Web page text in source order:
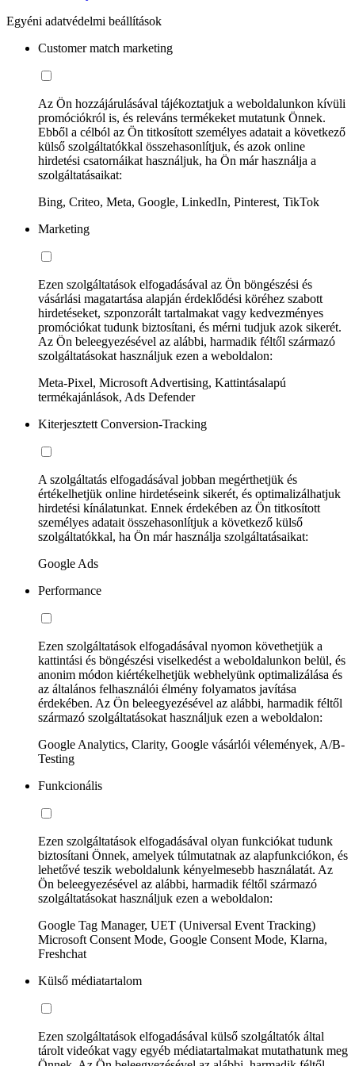
Egyéni adatvédelmi beállítások
Customer match marketing
Az Ön hozzájárulásával tájékoztatjuk a weboldalunkon kívüli
promóciókról is, és releváns termékeket mutatunk Önnek.
Ebből a célból az Ön titkosított személyes adatait a következő
külső szolgáltatókkal összehasonlítjuk, és azok online
hirdetési csatornáikat használjuk, ha Ön már használja a
szolgáltatásaikat:
Bing, Criteo, Meta, Google, LinkedIn, Pinterest, TikTok
Marketing
Ezen szolgáltatások elfogadásával az Ön böngészési és
vásárlási magatartása alapján érdeklődési köréhez szabott
hirdetéseket, szponzorált tartalmakat vagy kedvezményes
promóciókat tudunk biztosítani, és mérni tudjuk azok sikerét.
Az Ön beleegyezésével az alábbi, harmadik féltől származó
szolgáltatásokat használjuk ezen a weboldalon:
Meta-Pixel, Microsoft Advertising, Kattintásalapú
termékajánlások, Ads Defender
Kiterjesztett Conversion-Tracking
A szolgáltatás elfogadásával jobban megérthetjük és
értékelhetjük online hirdetéseink sikerét, és optimalizálhatjuk
hirdetési kínálatunkat. Ennek érdekében az Ön titkosított
személyes adatait összehasonlítjuk a következő külső
szolgáltatókkal, ha Ön már használja szolgáltatásaikat:
Google Ads
Performance
Ezen szolgáltatások elfogadásával nyomon követhetjük a
kattintási és böngészési viselkedést a weboldalunkon belül, és
anonim módon kiértékelhetjük webhelyünk optimalizálása és
az általános felhasználói élmény folyamatos javítása
érdekében. Az Ön beleegyezésével az alábbi, harmadik féltől
származó szolgáltatásokat használjuk ezen a weboldalon:
Google Analytics, Clarity, Google vásárlói vélemények, A/B-
Testing
Funkcionális
Ezen szolgáltatások elfogadásával olyan funkciókat tudunk
biztosítani Önnek, amelyek túlmutatnak az alapfunkciókon, és
lehetővé teszik weboldalunk kényelmesebb használatát. Az
Ön beleegyezésével az alábbi, harmadik féltől származó
szolgáltatásokat használjuk ezen a weboldalon:
Google Tag Manager, UET (Universal Event Tracking)
Microsoft Consent Mode, Google Consent Mode, Klarna,
Freshchat
Külső médiatartalom
Ezen szolgáltatások elfogadásával külső szolgáltatók által
tárolt videókat vagy egyéb médiatartalmakat mutathatunk meg